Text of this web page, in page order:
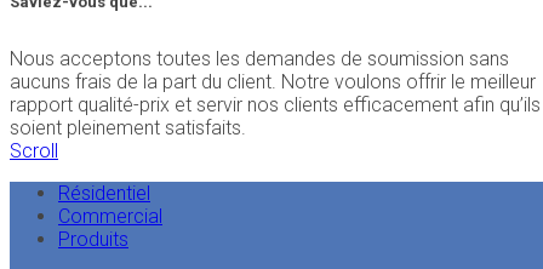
Nous acceptons toutes les demandes de soumission sans
aucuns frais de la part du client. Notre voulons offrir le meilleur
rapport qualité-prix et servir nos clients efficacement afin qu’ils
soient pleinement satisfaits.
Scroll
Résidentiel
Commercial
Produits